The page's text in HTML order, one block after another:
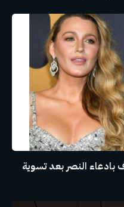
النصر بعد تسوية